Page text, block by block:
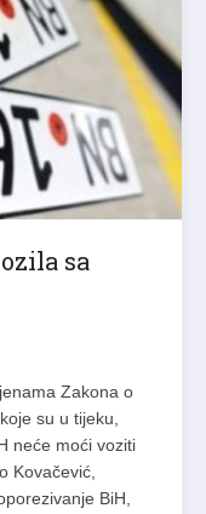
sa
Zakona o
su u tijeku,
neće moći voziti
Kovačević,
BiH,